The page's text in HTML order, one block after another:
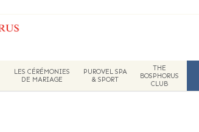
LES CÉRÉMONIES
DE MARIAGE
PUROVEL SPA
& SPORT
THE
BOSPHORUS
CLUB